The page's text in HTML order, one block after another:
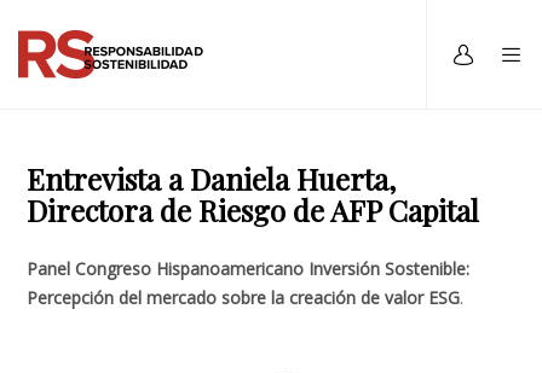
Entrevista a Daniela Huerta,
Directora de Riesgo de AFP Capital
Panel Congreso Hispanoamericano Inversión Sostenible:
Percepción del mercado sobre la creación de valor ESG.